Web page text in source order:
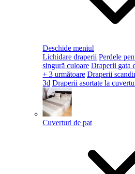
Deschide meniul
Lichidare draperii Perdele
singură culoare Draperii gata
+ 3 următoare Draperii
3d Draperii asortate la
Cuverturi de pat